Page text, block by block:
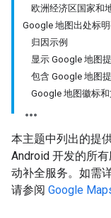
欧洲经济区国家和
Google 地图出处标
归因示例
显示 Google 地图
包含 Google 地图
Google 地图徽标
本主题中列出的提
Android 开发的所
动补全服务。如需
请参阅 Google